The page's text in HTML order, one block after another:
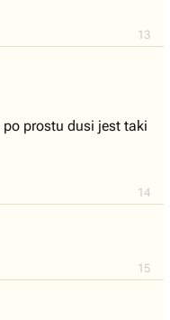
13
14
prostu dusi jest taki
15